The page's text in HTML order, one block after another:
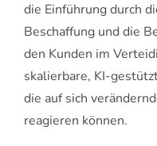
die Einführung durch
Beschaffung und die
den Kunden im
skalierbare, KI-
die auf sich
reagieren können.